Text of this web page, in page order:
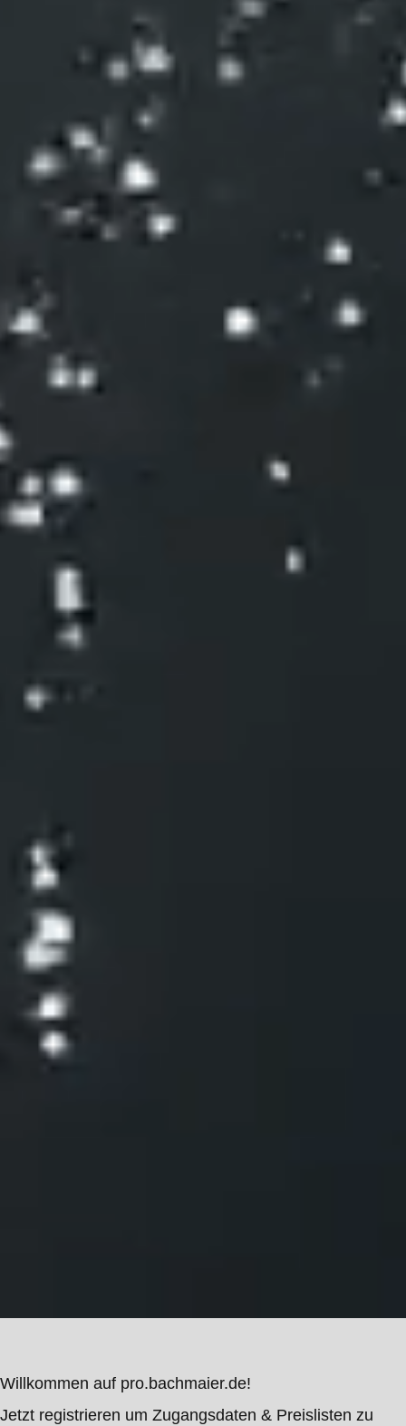
Willkommen auf pro.bachmaier.de!
Jetzt registrieren um Zugangsdaten & Preislisten zu